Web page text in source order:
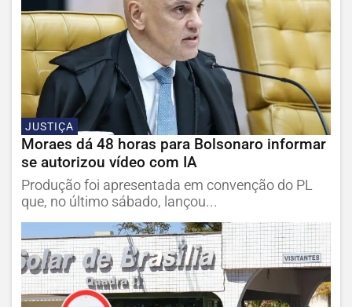
JUSTIÇA
Moraes dá 48 horas para Bolsonaro informar
se autorizou vídeo com IA
Produção foi apresentada em convenção do PL
que, no último sábado, lançou...